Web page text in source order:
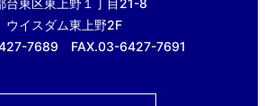
台東区東上野１丁目21-8
ウイスダム東上野2F
7689 FAX.03-6427-7691